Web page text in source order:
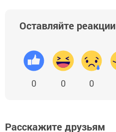
Оставляйте реакции
0 0 0
Расскажите друзьям